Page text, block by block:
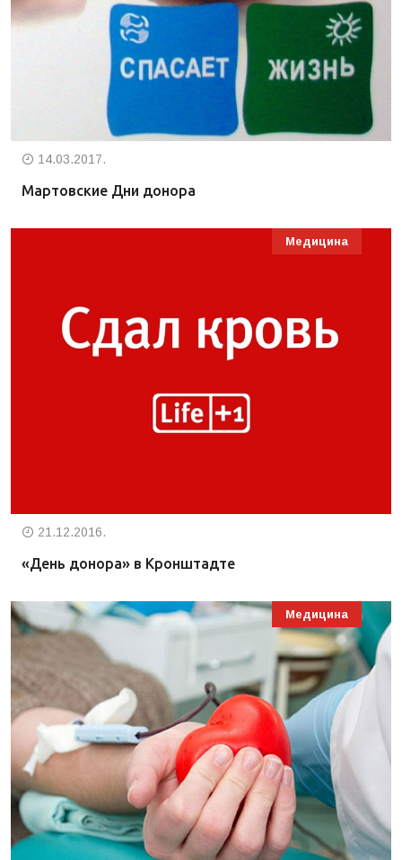
14.03.2017.
Мартовские Дни донора
Медицина
21.12.2016.
«День донора» в Кронштадте
Медицина